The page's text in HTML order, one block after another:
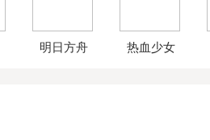
明日方舟 热血少女